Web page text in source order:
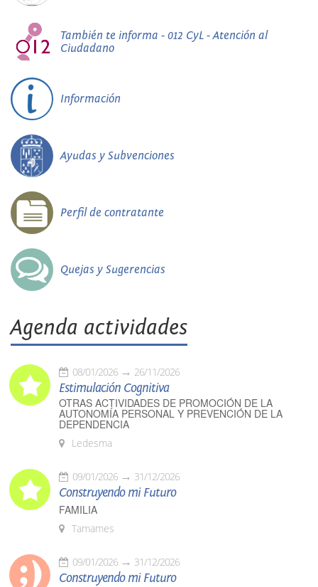
También te informa - 012 CyL - Atención al
Ciudadano
Información
Ayudas y Subvenciones
Perfil de contratante
Quejas y Sugerencias
Agenda actividades
08/01/2026 26/11/2026
Estimulación Cognitiva
OTRAS ACTIVIDADES DE PROMOCIÓN DE LA
AUTONOMÍA PERSONAL Y PREVENCIÓN DE LA
DEPENDENCIA
Ledesma
09/01/2026 31/12/2026
Construyendo mi Futuro
FAMILIA
Tamames
09/01/2026 31/12/2026
Construyendo mi Futuro